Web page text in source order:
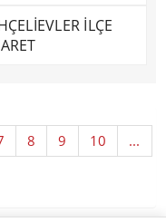
İLÇE
8 9 10 ...